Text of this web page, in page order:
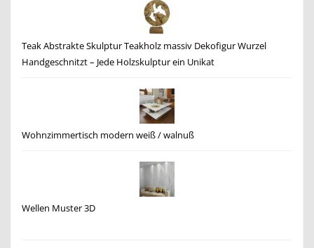
Teak Abstrakte Skulptur Teakholz massiv Dekofigur Wurzel
Handgeschnitzt – Jede Holzskulptur ein Unikat
Wohnzimmertisch modern weiß / walnuß
Wellen Muster 3D